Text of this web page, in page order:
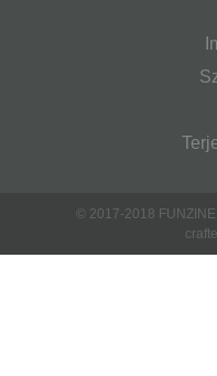
© 2017-2018